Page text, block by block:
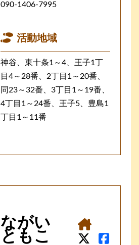
090-1406-7995
活動地域
神谷、東十条1～4、王子1丁
目4～28番、2丁目1～20番、
同23～32番、3丁目1～19番、
4丁目1～24番、王子5、豊島1
丁目1～11番
ながい
ともこ